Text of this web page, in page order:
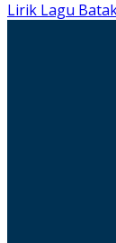
Lirik Lagu